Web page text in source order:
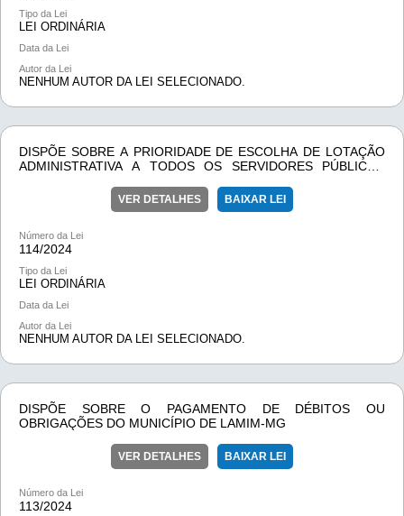
Tipo da Lei
LEI ORDINÁRIA
Data da Lei
Autor da Lei
NENHUM AUTOR DA LEI SELECIONADO.
DISPÕE SOBRE A PRIORIDADE DE ESCOLHA DE LOTAÇÃO
ADMINISTRATIVA A TODOS OS SERVIDORES PÚBLICOS
VER DETALHES BAIXAR LEI
Número da Lei
114/2024
Tipo da Lei
LEI ORDINÁRIA
Data da Lei
Autor da Lei
NENHUM AUTOR DA LEI SELECIONADO.
DISPÕE SOBRE O PAGAMENTO DE DÉBITOS OU
OBRIGAÇÕES DO MUNICÍPIO DE LAMIM-MG
VER DETALHES BAIXAR LEI
Número da Lei
113/2024